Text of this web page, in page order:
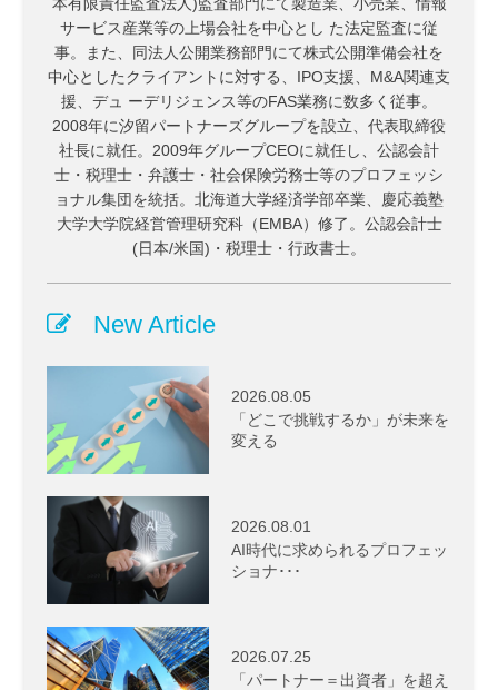
サービス産業等の上場会社を中心とし た法定監査に従
事。また、同法人公開業務部門にて株式公開準備会社を
中心としたクライアントに対する、IPO支援、M&A関連支
援、デュ ーデリジェンス等のFAS業務に数多く従事。
2008年に汐留パートナーズグループを設立、代表取締役
社長に就任。2009年グループCEOに就任し、公認会計
士・税理士・弁護士・社会保険労務士等のプロフェッシ
ョナル集団を統括。北海道大学経済学部卒業、慶応義塾
大学大学院経営管理研究科（EMBA）修了。公認会計士
(日本/米国)・税理士・行政書士。
New Article
2026.08.05
「どこで挑戦するか」が未来を
変える
2026.08.01
AI時代に求められるプロフェッ
ショナ･･･
2026.07.25
「パートナー＝出資者」を超え